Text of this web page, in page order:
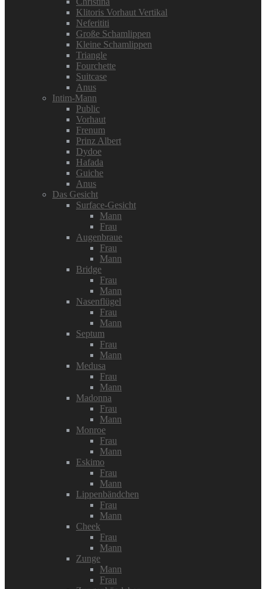
Klitoris Vorhaut Vertikal
Neferititi
Große Schamlippen
Kleine Schamlippen
Triangle
Fourchette
Suitcase
Anus
Intim-Mann
Public
Vorhaut
Frenum
Prinz Albert
Dydoe
Hafada
Guiche
Anus
Das Gesicht
Surface-Gesicht
Mann
Frau
Augenbraue
Frau
Mann
Bridge
Frau
Mann
Nasenflügel
Frau
Mann
Septum
Frau
Mann
Medusa
Frau
Mann
Madonna
Frau
Mann
Monroe
Frau
Mann
Eskimo
Frau
Mann
Lippenbändchen
Frau
Mann
Cheek
Frau
Mann
Zunge
Mann
Frau